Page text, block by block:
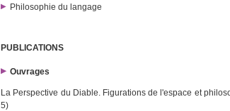
Philosophie du langage
PUBLICATIONS
Ouvrages
La Perspective du Diable. Figurations de l'espace et
5)